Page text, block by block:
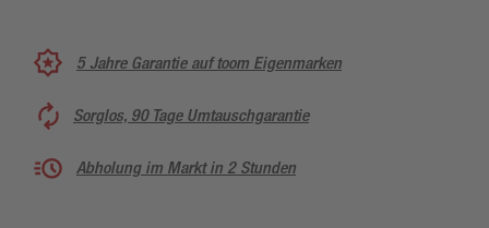
5 Jahre Garantie auf toom Eigenmarken
Sorglos, 90 Tage Umtauschgarantie
Abholung im Markt in 2 Stunden